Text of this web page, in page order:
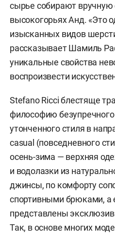
сырье собирают вручную
высокогорьях Анд. «Это
изысканных видов
рассказывает Шамиль
уникальные свойства
воспроизвести
Stefano Ricci блестяще
философию безупречного
утонченного стиля в
casual (повседневного
осень-зима — верхняя
и водолазки из
джинсы, по комфорту
спортивными брюками, а
представлены
Так, в основе многих